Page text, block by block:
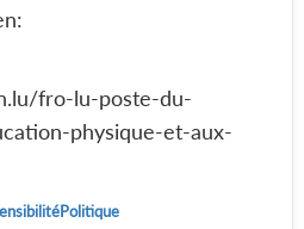
fro-lu-poste-du-
physique-et-aux-